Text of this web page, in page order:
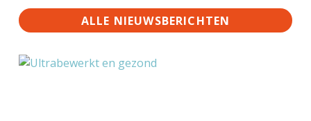
ALLE NIEUWSBERICHTEN